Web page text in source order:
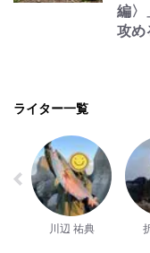
編〉
攻め
ライター一覧
川辺 祐典